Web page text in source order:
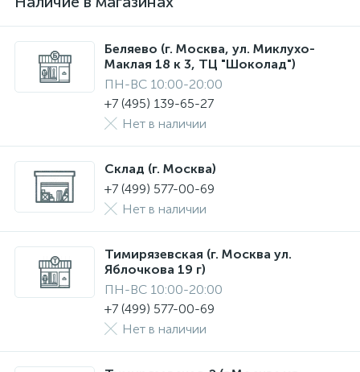
Беляево (г. Москва, ул. Миклухо-
Маклая 18 к 3, ТЦ "Шоколад")
ПН-ВС 10:00-20:00
+7 (495) 139-65-27
Нет в наличии
Склад (г. Москва)
+7 (499) 577-00-69
Нет в наличии
Тимирязевская (г. Москва ул.
Яблочкова 19 г)
ПН-ВС 10:00-20:00
+7 (499) 577-00-69
Нет в наличии